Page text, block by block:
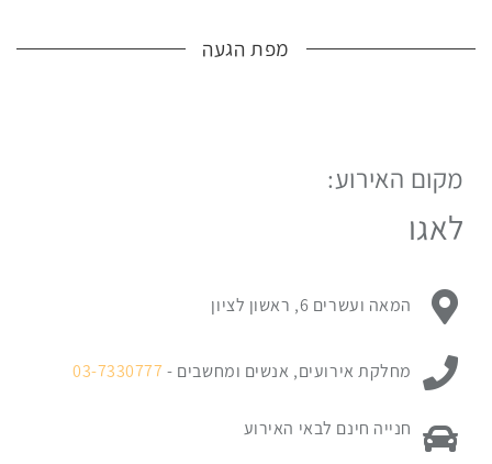
מפת הגעה
מקום האירוע:
לאגו
המאה ועשרים 6, ראשון לציון
מחלקת אירועים, אנשים ומחשבים - 03-7330777
פרטי החניה במקום האירוע:
חנייה חינם לבאי האירוע
האירוע.
כדי
מעל